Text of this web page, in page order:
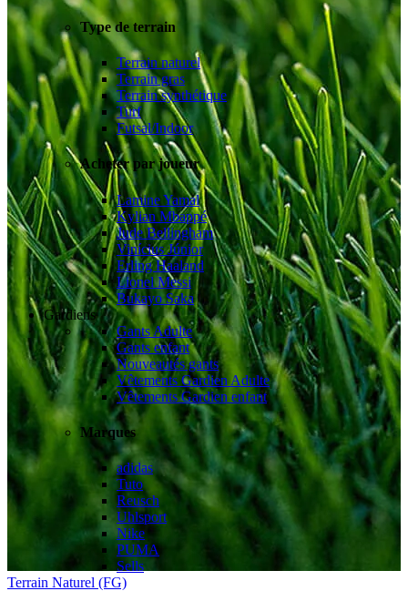
Type de terrain
Terrain naturel
Terrain gras
Terrain synthétique
Turf
Futsal/Indoor
Acheter par joueur
Lamine Yamal
Kylian Mbappé
Jude Bellingham
Vinícius Júnior
Erling Haaland
Lionel Messi
Bukayo Saka
Gardiens
Gants Adulte
Gants enfant
Nouveautés gants
Vêtements Gardien Adulte
Vêtements Gardien enfant
Marques
adidas
Tuto
Reusch
Uhlsport
Nike
PUMA
Sells
Terrain Naturel (FG)